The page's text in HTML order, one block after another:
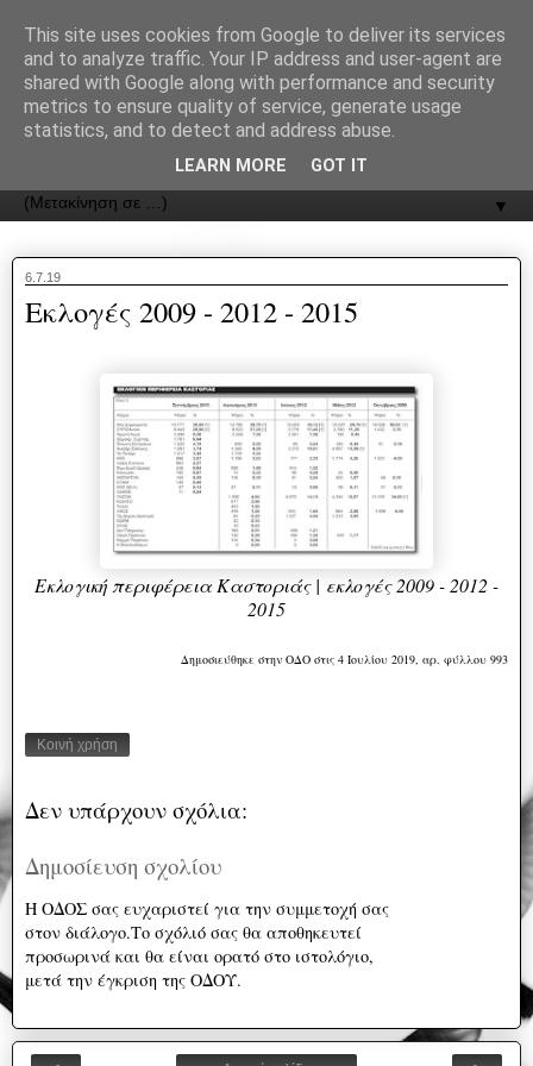
ΟΔΟΣ
▼
6.7.19
Εκλογές 2009 - 2012 - 2015
Εκλογική περιφέρεια Καστοριάς | εκλογές 2009 - 2012 -
2015
Δημοσιεύθηκε στην ΟΔΟ στις 4 Ιουλίου 2019, αρ. φύλλου 993
Κοινή χρήση
Δεν υπάρχουν σχόλια:
Δημοσίευση σχολίου
Η ΟΔΟΣ σας ευχαριστεί για την συμμετοχή σας
στον διάλογο.Το σχόλιό σας θα αποθηκευτεί
προσωρινά και θα είναι ορατό στο ιστολόγιο,
μετά την έγκριση της ΟΔΟΥ.
This site uses cookies from Google to deliver its services
and to analyze traffic. Your IP address and user-agent are
shared with Google along with performance and security
metrics to ensure quality of service, generate usage
statistics, and to detect and address abuse.
LEARN MORE GOT IT